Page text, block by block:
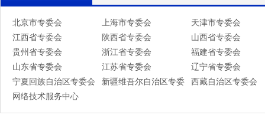
北京市专委会 上海市专委会
天津市专委会
江西省专委会
陕西省专委会
山西省专委会
贵州省专委会
浙江省专委会
福建省专委会
山东省专委会
江苏省专委会
辽宁省专委会
宁夏回族自治区专委会
新疆维吾尔自治区专委
西藏自治区专委会
网络技术服务中心